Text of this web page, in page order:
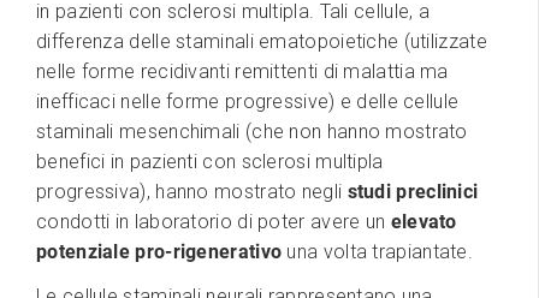
in pazienti con sclerosi multipla. Tali cellule, a
differenza delle staminali ematopoietiche (utilizzate
nelle forme recidivanti remittenti di malattia ma
inefficaci nelle forme progressive) e delle cellule
staminali mesenchimali (che non hanno mostrato
benefici in pazienti con sclerosi multipla
progressiva), hanno mostrato negli studi preclinici
condotti in laboratorio di poter avere un elevato
potenziale pro-rigenerativo una volta trapiantate.